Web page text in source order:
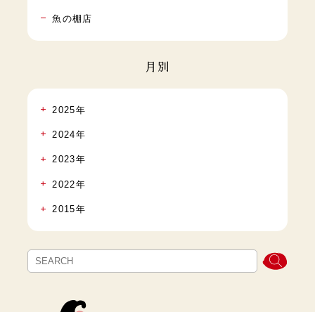
魚の棚店
月別
2025年
2024年
2023年
2022年
2015年